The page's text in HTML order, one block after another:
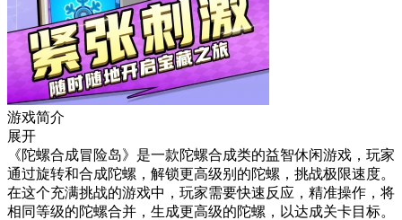
游戏简介
展开
《陀螺合成冒险岛》是一款陀螺合成类的益智休闲游戏，玩家
通过旋转和合成陀螺，解锁更高级别的陀螺，挑战极限速度。
在这个充满挑战的游戏中，玩家需要快速反应，精准操作，将
相同等级的陀螺合并，生成更高级的陀螺，以达成关卡目标。